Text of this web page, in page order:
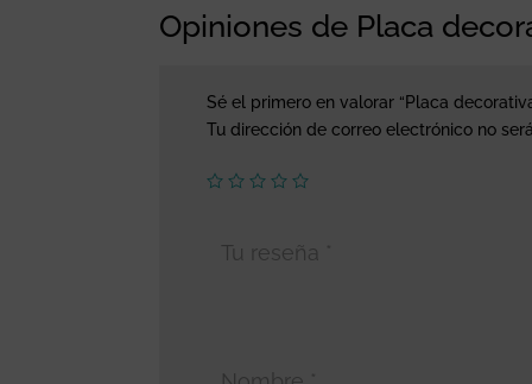
Opiniones de Placa
Sé el primero en valorar “Placa
Tu dirección de correo electrónico no